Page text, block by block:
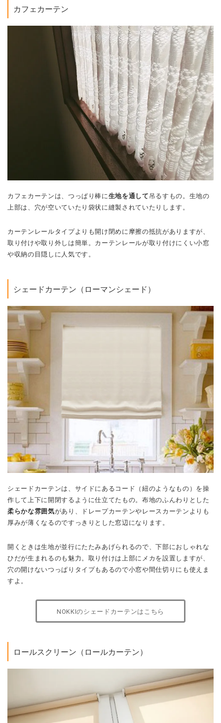
カフェカーテン
カフェカーテンは、つっぱり棒に生地を通して 吊るすもの。生地の
上部は、穴が空いていたり袋状に縫製されていたりします。
カーテンレールタイプよりも開け閉めに摩擦の抵抗がありますが、
取り付けや取り外しは簡単。カーテンレールが取り付けにくい小窓
や収納の目隠しに人気です。
シェードカーテン（ローマンシェード）
シェードカーテンは、サイドにあるコード（紐のようなもの）を操
作して上下に開閉するように仕立てたもの。布地のふんわりとした
柔らかな雰囲気があり、ドレープカーテンやレースカーテンよりも
厚みが薄くなるのですっきりとした窓辺になります。
開くときは生地が並行にたたみあげられるので、下部におしゃれな
ひだが生まれるのも魅力。取り付けは上部にメカを設置しますが、
穴の開けないつっぱりタイプもあるので小窓や間仕切りにも使えま
すよ。
NOKKIのシェードカーテンはこちら
ロールスクリーン（ロールカーテン）